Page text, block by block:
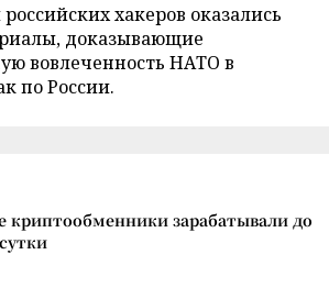
хакеров оказались
доказывающие
вовлеченность НАТО в
по России.
криптообменники зарабатывали до